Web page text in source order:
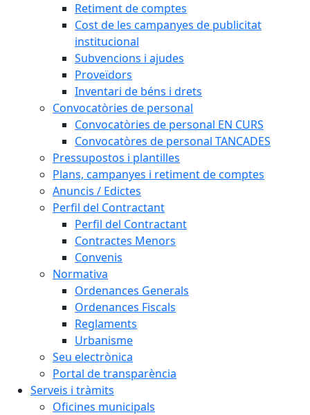
Retiment de comptes
Cost de les campanyes de publicitat
institucional
Subvencions i ajudes
Proveïdors
Inventari de béns i drets
Convocatòries de personal
Convocatòries de personal EN CURS
Convocatòres de personal TANCADES
Pressupostos i plantilles
Plans, campanyes i retiment de comptes
Anuncis / Edictes
Perfil del Contractant
Perfil del Contractant
Contractes Menors
Convenis
Normativa
Ordenances Generals
Ordenances Fiscals
Reglaments
Urbanisme
Seu electrònica
Portal de transparència
Serveis i tràmits
Oficines municipals